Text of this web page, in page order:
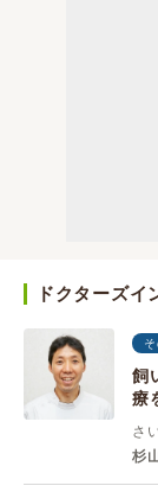
ドクターズイ
飼
療
さ
杉